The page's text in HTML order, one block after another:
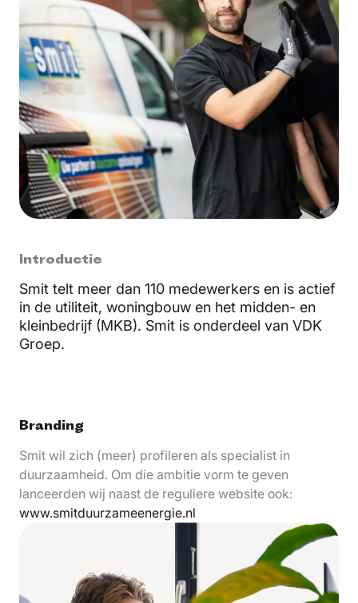
Introductie
Smit telt meer dan 110 medewerkers en is actief
in de utiliteit, woningbouw en het midden- en
kleinbedrijf (MKB). Smit is onderdeel van VDK
Groep.
Branding
Smit wil zich (meer) profileren als specialist in
duurzaamheid. Om die ambitie vorm te geven
lanceerden wij naast de reguliere website ook:
www.smitduurzameenergie.nl